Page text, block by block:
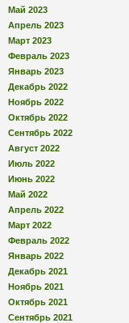
Май 2023
Апрель 2023
Март 2023
Февраль 2023
Январь 2023
Декабрь 2022
Ноябрь 2022
Октябрь 2022
Сентябрь 2022
Август 2022
Июль 2022
Июнь 2022
Май 2022
Апрель 2022
Март 2022
Февраль 2022
Январь 2022
Декабрь 2021
Ноябрь 2021
Октябрь 2021
Сентябрь 2021